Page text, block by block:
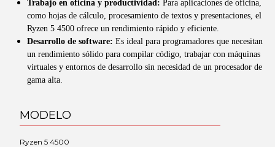
Trabajo en oficina y productividad: Para aplicaciones de oficina,
como hojas de cálculo, procesamiento de textos y presentaciones, el
Ryzen 5 4500 ofrece un rendimiento rápido y eficiente.
Desarrollo de software: Es ideal para programadores que necesitan
un rendimiento sólido para compilar código, trabajar con máquinas
virtuales y entornos de desarrollo sin necesidad de un procesador de
gama alta.
MODELO
Ryzen 5 4500